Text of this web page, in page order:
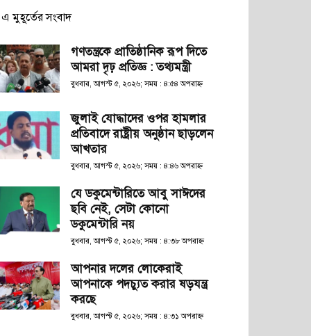
এ মুহূর্তের সংবাদ
গণতন্ত্রকে প্রাতিষ্ঠানিক রূপ দিতে
আমরা দৃঢ় প্রতিজ্ঞ : তথ্যমন্ত্রী
বুধবার, আগস্ট ৫, ২০২৬; সময় : ৪:৫৪ অপরাহ্ণ
জুলাই যোদ্ধাদের ওপর হামলার
প্রতিবাদে রাষ্ট্রীয় অনুষ্ঠান ছাড়লেন
আখতার
বুধবার, আগস্ট ৫, ২০২৬; সময় : ৪:৪৬ অপরাহ্ণ
যে ডকুমেন্টারিতে আবু সাঈদের
ছবি নেই, সেটা কোনো
ডকুমেন্টারি নয়
বুধবার, আগস্ট ৫, ২০২৬; সময় : ৪:৩৮ অপরাহ্ণ
আপনার দলের লোকেরাই
আপনাকে পদচ্যুত করার ষড়যন্ত্র
করছে
বুধবার, আগস্ট ৫, ২০২৬; সময় : ৪:৩১ অপরাহ্ণ